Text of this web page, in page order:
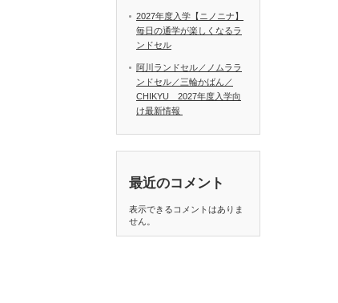
2027年度入学【ニノニナ】
毎日の通学が楽しくなるラ
ンドセル
阿川ランドセル／ノムララ
ンドセル／三輪かばん／
CHIKYU 2027年度入学向
け最新情報
最近のコメント
表示できるコメントはありま
せん。